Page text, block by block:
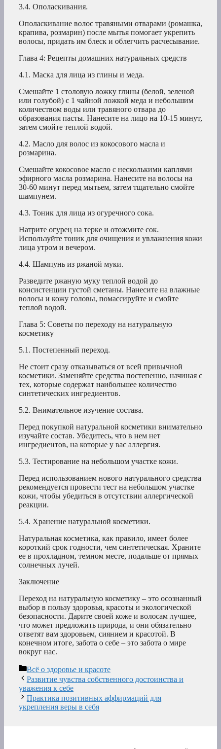
3.4. Ополаскивания.
Ополаскивание волос травяными отварами (ромашка,
крапива, розмарин) после мытья помогает укрепить
волосы, придать им блеск и облегчить расчесывание.
Глава 4: Рецепты домашних натуральных средств
4.1. Маска для лица из глины и меда.
Смешайте 1 столовую ложку глины (белой, зеленой
или голубой) с 1 чайной ложкой меда и небольшим
количеством воды или травяного отвара до
образования пасты. Нанесите на лицо на 10-15 минут,
затем смойте теплой водой.
4.2. Масло для волос из кокосового масла и
розмарина.
Смешайте кокосовое масло с несколькими каплями
эфирного масла розмарина. Нанесите на волосы на
30-60 минут перед мытьем, затем тщательно смойте
шампунем.
4.3. Тоник для лица из огуречного сока.
Натрите огурец на терке и отожмите сок.
Используйте тоник для очищения и увлажнения кожи
лица утром и вечером.
4.4. Шампунь из ржаной муки.
Разведите ржаную муку теплой водой до
консистенции густой сметаны. Нанесите на влажные
волосы и кожу головы, помассируйте и смойте
теплой водой.
Глава 5: Советы по переходу на натуральную
косметику
5.1. Постепенный переход.
Не стоит сразу отказываться от всей привычной
косметики. Заменяйте средства постепенно, начиная с
тех, которые содержат наибольшее количество
синтетических ингредиентов.
5.2. Внимательное изучение состава.
Перед покупкой натуральной косметики внимательно
изучайте состав. Убедитесь, что в нем нет
ингредиентов, на которые у вас аллергия.
5.3. Тестирование на небольшом участке кожи.
Перед использованием нового натурального средства
рекомендуется провести тест на небольшом участке
кожи, чтобы убедиться в отсутствии аллергической
реакции.
5.4. Хранение натуральной косметики.
Натуральная косметика, как правило, имеет более
короткий срок годности, чем синтетическая. Храните
ее в прохладном, темном месте, подальше от прямых
солнечных лучей.
Заключение
Переход на натуральную косметику – это осознанный
выбор в пользу здоровья, красоты и экологической
безопасности. Дарите своей коже и волосам лучшее,
что может предложить природа, и они обязательно
ответят вам здоровьем, сиянием и красотой. В
конечном итоге, забота о себе – это забота о мире
вокруг нас.
Рубрики
Всё о здоровье и красоте
Развитие чувства собственного достоинства и
уважения к себе
Практика позитивных аффирмаций для
укрепления веры в себя